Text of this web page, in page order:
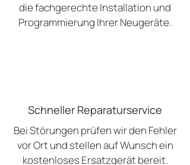
die fachgerechte Installation und
Programmierung Ihrer Neugeräte.
Schneller Reparaturservice
Bei Störungen prüfen wir den Fehler
vor Ort und stellen auf Wunsch ein
kostenloses Ersatzgerät bereit.